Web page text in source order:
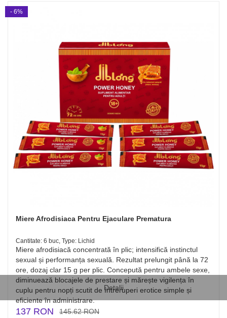
Detalii
Miere Afrodisiaca Pentru Ejaculare Prematura
Cantitate: 6 buc, Type: Lichid
Miere afrodisiacă concentrată în plic; intensifică instinctul
sexual și performanța sexuală. Rezultat prelungit până la 72
ore, dozaj clar 15 g per plic. Concepută pentru ambele sexe,
diminuează blocajele de prestare și mărește vigilența în
cuplu pentru nopți scutit de întreruperi erotice simple și
eficiente în administrare.
137 RON 145.62 RON
- 6%